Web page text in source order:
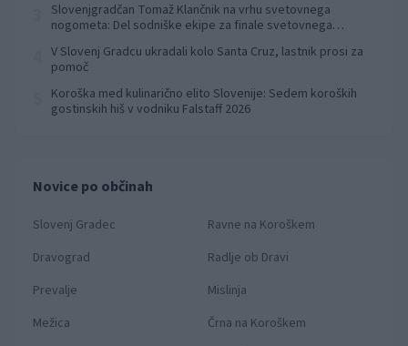
Slovenjgradčan Tomaž Klančnik na vrhu svetovnega
nogometa: Del sodniške ekipe za finale svetovnega
V Slovenj Gradcu ukradali kolo Santa Cruz, lastnik prosi za
pomoč
Koroška med kulinarično elito Slovenije: Sedem koroških
gostinskih hiš v vodniku Falstaff 2026
Novice po občinah
Slovenj Gradec
Ravne na Koroškem
Dravograd
Radlje ob Dravi
Prevalje
Mislinja
Mežica
Črna na Koroškem